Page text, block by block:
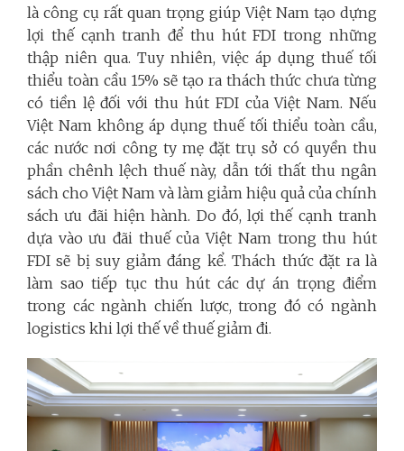
là công cụ rất quan trọng giúp Việt Nam tạo dựng
lợi thế cạnh tranh để thu hút FDI trong những
thập niên qua. Tuy nhiên, việc áp dụng thuế tối
thiểu toàn cầu 15% sẽ tạo ra thách thức chưa từng
có tiền lệ đối với thu hút FDI của Việt Nam. Nếu
Việt Nam không áp dụng thuế tối thiểu toàn cầu,
các nước nơi công ty mẹ đặt trụ sở có quyền thu
phần chênh lệch thuế này, dẫn tới thất thu ngân
sách cho Việt Nam và làm giảm hiệu quả của chính
sách ưu đãi hiện hành. Do đó, lợi thế cạnh tranh
dựa vào ưu đãi thuế của Việt Nam trong thu hút
FDI sẽ bị suy giảm đáng kể. Thách thức đặt ra là
làm sao tiếp tục thu hút các dự án trọng điểm
trong các ngành chiến lược, trong đó có ngành
logistics khi lợi thế về thuế giảm đi.